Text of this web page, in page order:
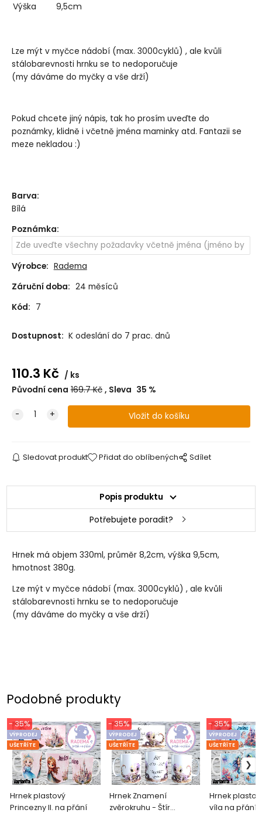
Výška
9,5cm
Lze mýt v myčce nádobí (max. 3000cyklů) , ale kvůli
stálobarevnosti hrnku se to nedoporučuje
(my dáváme do myčky a vše drží)
Pokud chcete jiný nápis, tak ho prosím uveďte do
poznámky, klidně i včetně jména maminky atd. Fantazii se
meze nekladou :)
Barva:
Bílá
Poznámka:
Výrobce: Radema
Záruční doba: 24 měsíců
Kód: 7
Dostupnost: K odeslání do 7 prac. dnů
110.3 Kč
ks
Původní cena 169.7Kč Sleva 35 %
Sledovat produkt Přidat do oblíbených Sdílet
Popis produktu
Potřebujete poradit?
Hrnek má objem 330ml, průměr 8,2cm, výška 9,5cm,
hmotnost 380g.
Lze mýt v myčce nádobí (max. 3000cyklů) , ale kvůli
stálobarevnosti hrnku se to nedoporučuje
(my dáváme do myčky a vše drží)
Podobné produkty
Hrnek plastový
Princezny II. na přání
VÝPRODEJ
UŠETŘÍTE
- 35%
Hrnek Znamení
zvěrokruhu - Štír
VÝPRODEJ
UŠETŘÍTE
- 35%
Hrnek plastový
víla na přání
VÝPRODEJ
UŠETŘÍTE
- 35%